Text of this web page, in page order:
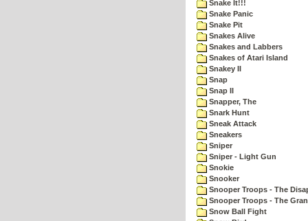
Snake It!!!
Snake Panic
Snake Pit
Snakes Alive
Snakes and Labbers
Snakes of Atari Island
Snakey II
Snap
Snap II
Snapper, The
Snark Hunt
Sneak Attack
Sneakers
Sniper
Sniper - Light Gun
Snokie
Snooker
Snooper Troops - The
Snooper Troops - The
Snow Ball Fight